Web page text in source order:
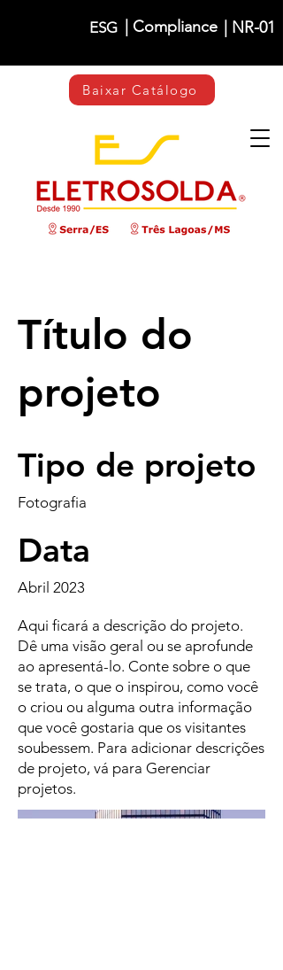
| Compliance
ESG | NR-01
Baixar Catálogo
Título do
projeto
Tipo de projeto
Fotografia
Data
Abril 2023
Aqui ficará a descrição do projeto.
Dê uma visão geral ou se aprofunde
ao apresentá-lo. Conte sobre o que
se trata, o que o inspirou, como você
o criou ou alguma outra informação
que você gostaria que os visitantes
soubessem. Para adicionar descrições
de projeto, vá para Gerenciar
projetos.